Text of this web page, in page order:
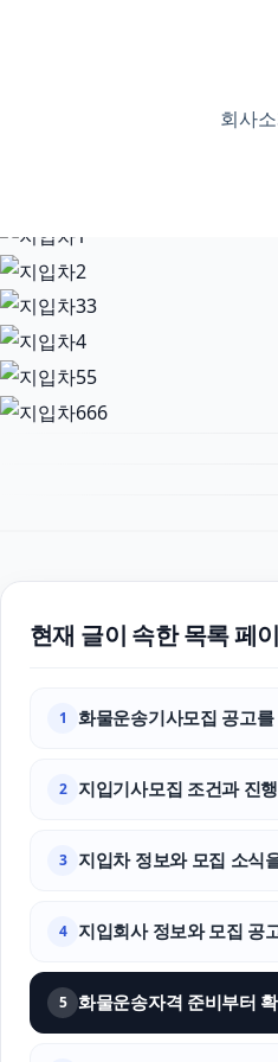
회사
현재 글이 속한 목록 페
1 화물운송기사모집 공고
2 지입기사모집 조건과 진
3 지입차 정보와 모집 소식
4 지입회사 정보와 모집 공
5 화물운송자격 준비부터